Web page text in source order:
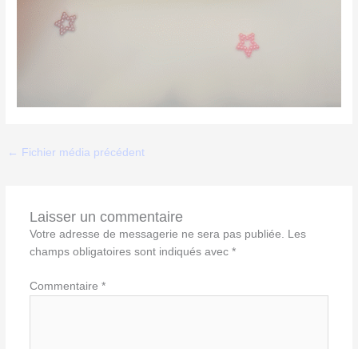
← Fichier média précédent
Laisser un commentaire
Votre adresse de messagerie ne sera pas publiée. Les
champs obligatoires sont indiqués avec *
Commentaire *